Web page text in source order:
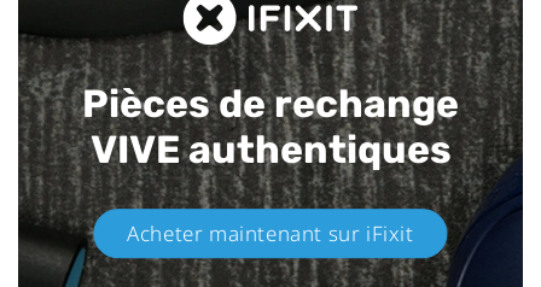
Pièces de rechange
VIVE authentiques​
Acheter maintenant sur iFixit​